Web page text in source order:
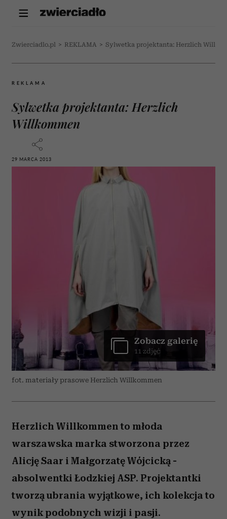
Zwierciadlo.pl > REKLAMA > Sylwetka projektanta: Herzlich
REKLAMA
Sylwetka projektanta: Herzlich
Willkommen
29 MARCA 2013
fot. materiały prasowe Herzlich Willkommen
Zobacz galerię
11 zdjęć
Herzlich Willkommen to młoda
warszawska marka stworzona przez
Alicję Saar i Małgorzatę Wójcicką -
absolwentki Łodzkiej ASP. Projektantki
tworzą ubrania wyjątkowe, ich kolekcja to
wynik podobnych wizji i pasji.